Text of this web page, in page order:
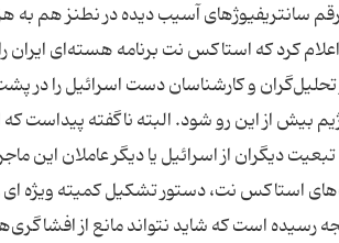
سانتریفیوژهای آسیب دیده در نطنز هم
کرد که استاکس نت برنامه هسته‌ای ایران
تحلیل‌گران و کارشناسان دست اسرائیل را در
بیش از این رو شود. البته ناگفته
تبعیت دیگران از اسرائیل یا دیگر عاملان این
استاکس نت، دستور تشکیل کمیته ویژه
رسیده است که شاید نتواند مانع از